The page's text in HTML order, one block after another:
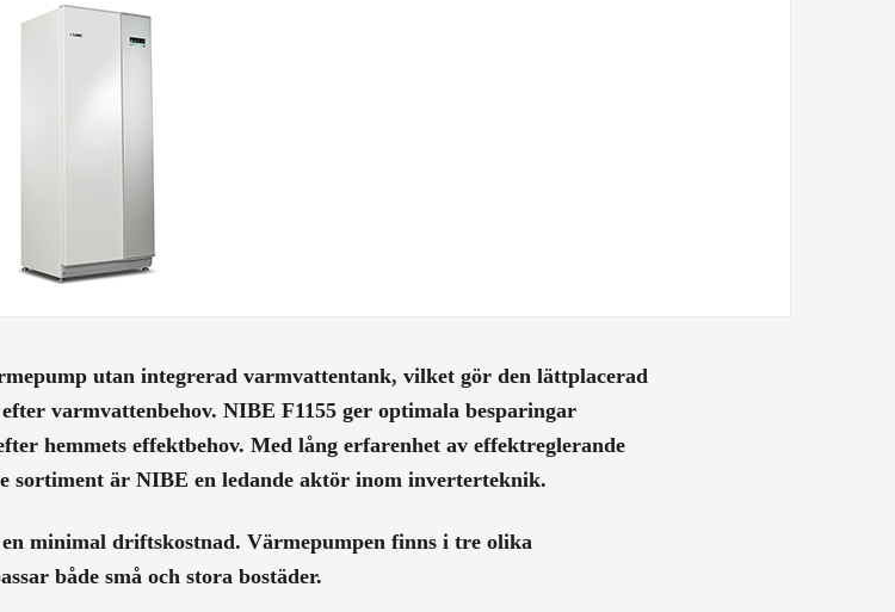
utan integrerad varmvattentank, vilket gör den lättplacerad
varmvattenbehov. NIBE F1155 ger optimala besparingar
hemmets effektbehov. Med lång erfarenhet av effektreglerande
sortiment är NIBE en ledande aktör inom inverterteknik.
minimal driftskostnad. Värmepumpen finns i tre olika
både små och stora bostäder.